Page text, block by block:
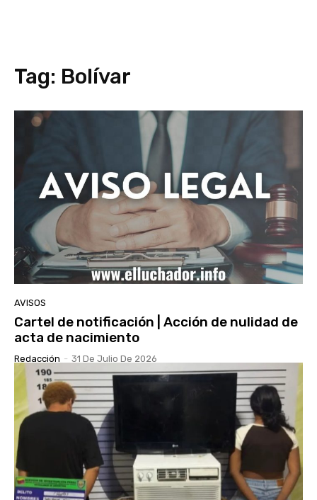
Tag: Bolívar
AVISOS
Cartel de notificación | Acción de nulidad de
acta de nacimiento
Redacción - 31 De Julio De 2026